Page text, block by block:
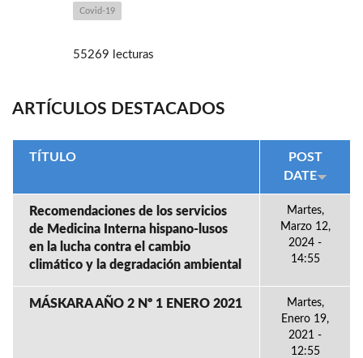
Covid-19
55269 lecturas
ARTÍCULOS DESTACADOS
TÍTULO
POST
DATE
Recomendaciones de los servicios
de Medicina Interna hispano-lusos
en la lucha contra el cambio
climático y la degradación ambiental
Martes,
Marzo 12,
2024 -
14:55
MÁSKARA AÑO 2 Nº 1 ENERO 2021
Martes,
Enero 19,
2021 -
12:55